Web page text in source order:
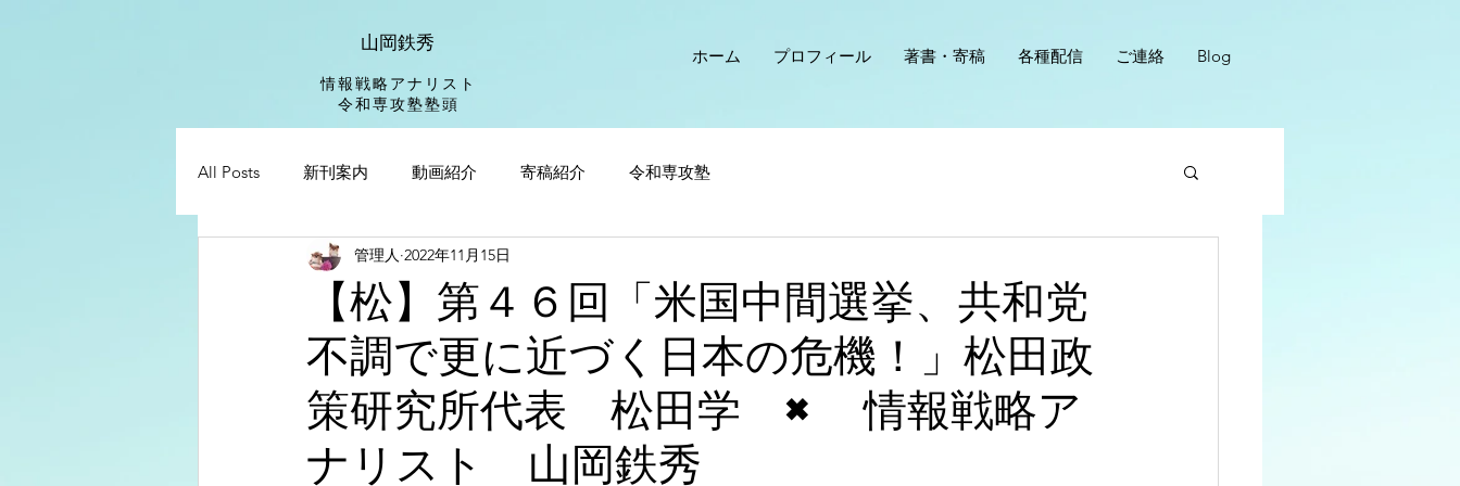
山岡鉄秀
情報戦略アナリスト
​令和専攻塾塾頭
ホーム プロフィール 著書・寄稿 各種配信 ご連絡 Blog
All Posts 新刊案内 動画紹介 寄稿紹介 令和専攻塾
【松】第４６回「米国中間選挙、共和党
不調で更に近づく日本の危機！」松田政
策研究所代表 松田学 × 情報戦略ア
ナリスト 山岡鉄秀
管理人 2022年11月15日